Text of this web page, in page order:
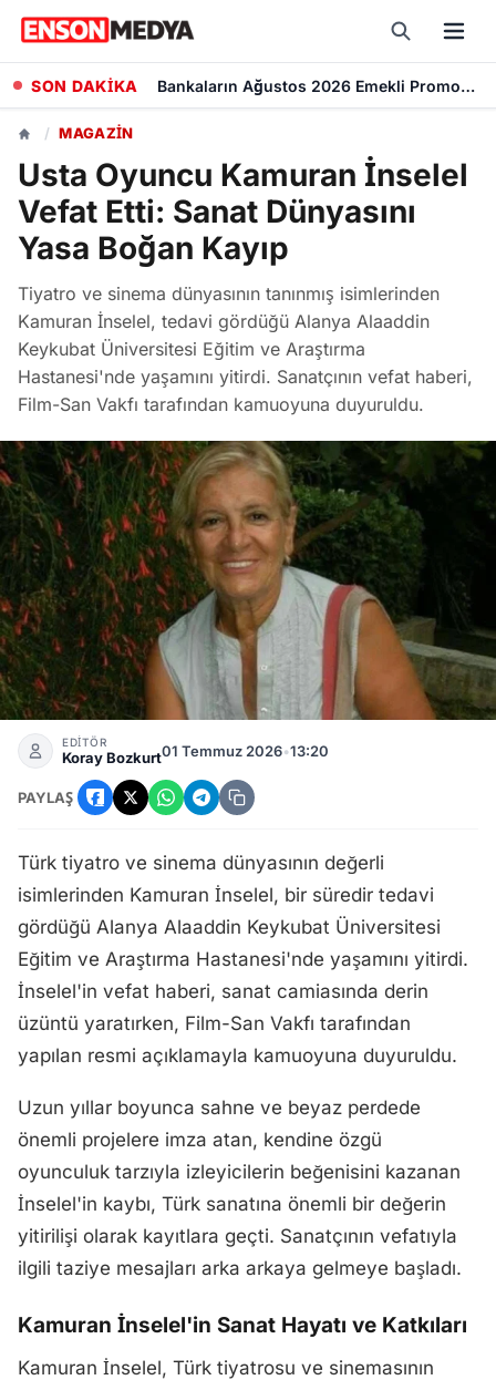
SON DAKİKA Kademeli Emeklilik Teklifi: 1999 Sonrası Sigorta Başlangıcı olanlar Kaç Yaşında Emekli Olacak?
/ MAGAZIN
Usta Oyuncu Kamuran İnselel
Vefat Etti: Sanat Dünyasını
Yasa Boğan Kayıp
Tiyatro ve sinema dünyasının tanınmış isimlerinden
Kamuran İnselel, tedavi gördüğü Alanya Alaaddin
Keykubat Üniversitesi Eğitim ve Araştırma
Hastanesi'nde yaşamını yitirdi. Sanatçının vefat haberi,
Film-San Vakfı tarafından kamuoyuna duyuruldu.
Kamuran İnselel Hayatını Kaybetti: Usta Tiyatro Ve Sinema
EDİTÖR
Koray Bozkurt01 Temmuz 2026•13:20
PAYLAŞ
Türk tiyatro ve sinema dünyasının değerli
isimlerinden Kamuran İnselel, bir süredir tedavi
gördüğü Alanya Alaaddin Keykubat Üniversitesi
Eğitim ve Araştırma Hastanesi'nde yaşamını yitirdi.
İnselel'in vefat haberi, sanat camiasında derin
üzüntü yaratırken, Film-San Vakfı tarafından
yapılan resmi açıklamayla kamuoyuna duyuruldu.
Uzun yıllar boyunca sahne ve beyaz perdede
önemli projelere imza atan, kendine özgü
oyunculuk tarzıyla izleyicilerin beğenisini kazanan
İnselel'in kaybı, Türk sanatına önemli bir değerin
yitirilişi olarak kayıtlara geçti. Sanatçının vefatıyla
ilgili taziye mesajları arka arkaya gelmeye başladı.
Kamuran İnselel'in Sanat Hayatı ve Katkıları
Kamuran İnselel, Türk tiyatrosu ve sinemasının